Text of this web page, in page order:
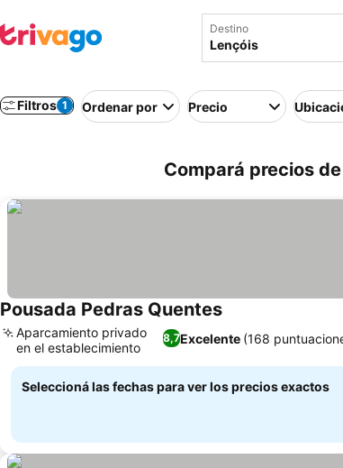
Destino
Filtros 1 Ordenar por Precio
Compará precios
Pousada Pedras Quentes
8,7Excelente (168
Aparcamiento privado
en el establecimiento
Seleccioná las fechas para ver los precios exactos